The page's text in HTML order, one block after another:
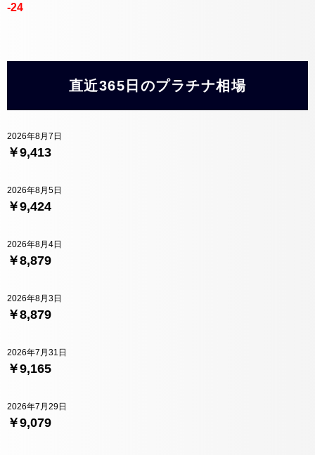
-24
直近365日のプラチナ相場
￥9,413
2026年8月7日
￥9,424
2026年8月5日
￥8,879
2026年8月4日
￥8,879
2026年8月3日
￥9,165
2026年7月31日
￥9,079
2026年7月29日